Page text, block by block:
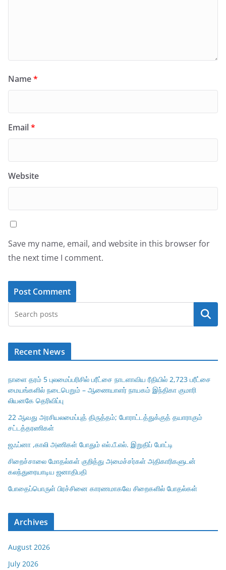
Name*
Email*
Website
Save my name, email, and website in this browser for
the next time I comment.
Search
Recent News
நாளை தரம் 5 புலமைப்பரிசில் பரீட்சை நாடளாவிய ரீதியில் 2,723 பரீட்சை
மையங்களில் நடைபெறும் – ஆணையாளர் நாயகம் இந்திகா குமாரி
லியனகே தெரிவிப்பு
22 ஆவது அரசியலமைப்புத் திருத்தம்; போராட்டத்துக்குத் தயாராகும்
சட்டத்தரணிகள்
ஜஃப்னா ,காலி அணிகள் போதும் எல்.பீ.எல். இறுதிப் போட்டி
சிறைச்சாலை மோதல்கள் குறித்து அமைச்சர்கள் அதிகாரிகளுடன்
கலந்துரையாடிய ஜனாதிபதி
போதைப்பொருள் பிரச்சினை காரணமாகவே சிறைகளில் போதல்கள்
Archives
August 2026
July 2026